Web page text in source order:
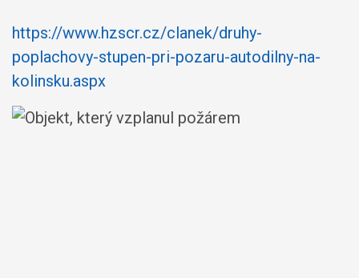
https://www.hzscr.cz/clanek/druhy-
poplachovy-stupen-pri-pozaru-autodilny-na-
kolinsku.aspx